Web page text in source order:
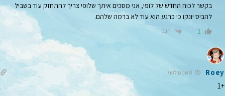
בקשר לכוח החדש של לופי, אני מסכים איתך שלופי צריך להתחזק עוד בשביל
להביס יונקו כי כרגע הוא עוד לא ברמה שלהם.
1 הגב
Roey
+1